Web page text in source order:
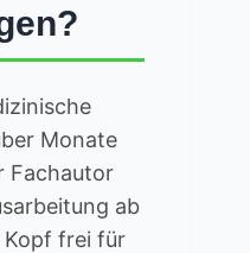
Monate
Fachautor
ab
Kopf frei für